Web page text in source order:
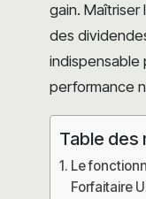
gain. Maîtriser
des
indispensable
performance
Table des
Le
Forfaitaire